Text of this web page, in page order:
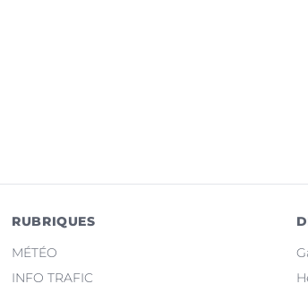
RUBRIQUES
MÉTÉO
INFO TRAFIC